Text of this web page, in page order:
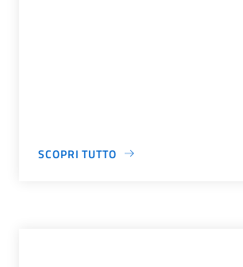
SCOPRI TUTTO